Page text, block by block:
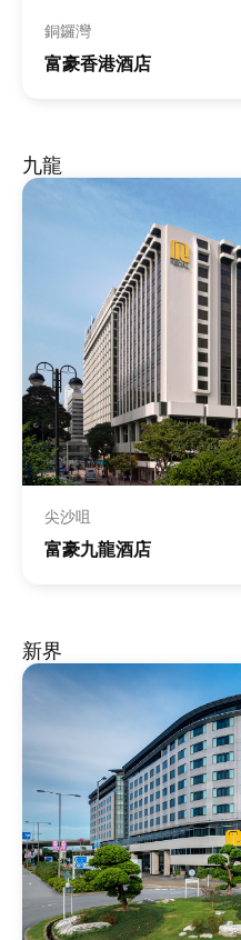
銅鑼灣
富豪香港酒店
九龍
尖沙咀
富豪九龍酒店
新界